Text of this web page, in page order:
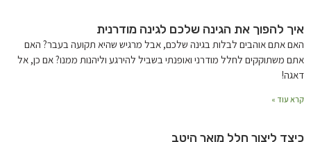
איך להפוך את הגינה שלכם לגינה מודרנית
האם אתם אוהבים לבלות בגינה שלכם, אבל מרגיש שהיא תקועה בעבר? האם
אתם משתוקקים לחלל מודרני ואופנתי בשביל להירגע וליהנות ממנו? אם כן, אל
דאגה!
קרא עוד »
כיצד ליצור חלל מואר היטב